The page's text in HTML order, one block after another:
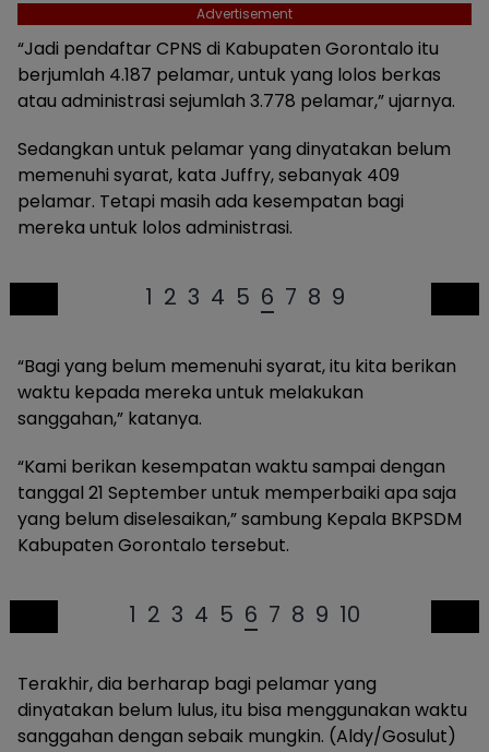
Advertisement
“Jadi pendaftar CPNS di Kabupaten Gorontalo itu
berjumlah 4.187 pelamar, untuk yang lolos berkas
atau administrasi sejumlah 3.778 pelamar,” ujarnya.
Sedangkan untuk pelamar yang dinyatakan belum
memenuhi syarat, kata Juffry, sebanyak 409
pelamar. Tetapi masih ada kesempatan bagi
mereka untuk lolos administrasi.
1 2 3 4 5 6 7 8 9
“Bagi yang belum memenuhi syarat, itu kita berikan
waktu kepada mereka untuk melakukan
sanggahan,” katanya.
“Kami berikan kesempatan waktu sampai dengan
tanggal 21 September untuk memperbaiki apa saja
yang belum diselesaikan,” sambung Kepala BKPSDM
Kabupaten Gorontalo tersebut.
1 2 3 4 5 6 7 8 9 10
Terakhir, dia berharap bagi pelamar yang
dinyatakan belum lulus, itu bisa menggunakan waktu
sanggahan dengan sebaik mungkin. (Aldy/Gosulut)